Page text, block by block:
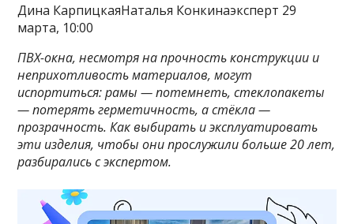
Дина КарпицкаяНаталья Конкинаэксперт 29
марта, 10:00
ПВХ-окна, несмотря на прочность конструкции и
неприхотливость материалов, могут
испортиться: рамы — потемнеть, стеклопакеты
— потерять герметичность, а стёкла —
прозрачность. Как выбирать и эксплуатировать
эти изделия, чтобы они прослужили больше 20 лет,
разбирались с экспертом.